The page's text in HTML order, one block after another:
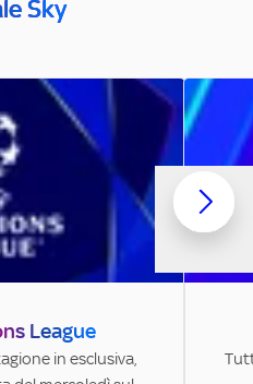
Sky
League
in esclusiva,